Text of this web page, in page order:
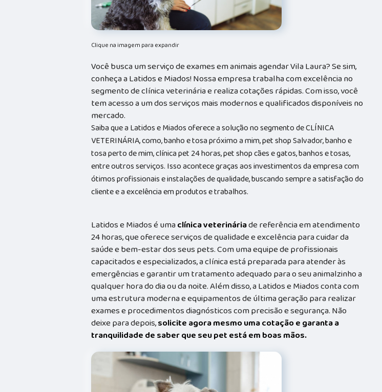
Clique na imagem para expandir
Você busca um serviço de exames em animais agendar Vila Laura? Se sim,
conheça a Latidos e Miados! Nossa empresa trabalha com excelência no
segmento de clínica veterinária e realiza cotações rápidas. Com isso, você
tem acesso a um dos serviços mais modernos e qualificados disponíveis no
mercado.
Saiba que a Latidos e Miados oferece a solução no segmento de CLÍNICA
VETERINÁRIA, como, banho e tosa próximo a mim, pet shop Salvador, banho e
tosa perto de mim, clínica pet 24 horas, pet shop cães e gatos, banhos e tosas,
entre outros serviços. Isso acontece graças aos investimentos da empresa com
ótimos profissionais e instalações de qualidade, buscando sempre a satisfação do
cliente e a excelência em produtos e trabalhos.
Latidos e Miados é umaclínica veterináriade referência em atendimento
24 horas, que oferece serviços de qualidade e excelência para cuidar da
saúde e bem-estar dos seus pets. Com uma equipe de profissionais
capacitados e especializados, a clínica está preparada para atender às
emergências e garantir um tratamento adequado para o seu animalzinho a
qualquer hora do dia ou da noite. Além disso, a Latidos e Miados conta com
uma estrutura moderna e equipamentos de última geração para realizar
exames e procedimentos diagnósticos com precisão e segurança. Não
deixe para depois,solicite agora mesmo uma cotação e garanta a
tranquilidade de saber que seu pet está em boas mãos.